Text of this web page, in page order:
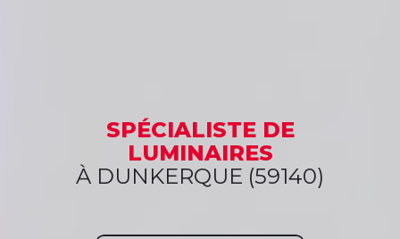
SPÉCIALISTE DE
LUMINAIRES
À DUNKERQUE (59140)